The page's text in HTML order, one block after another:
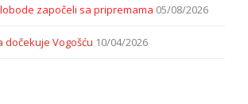
započeli sa pripremama 05/08/2026
dočekuje Vogošću 10/04/2026